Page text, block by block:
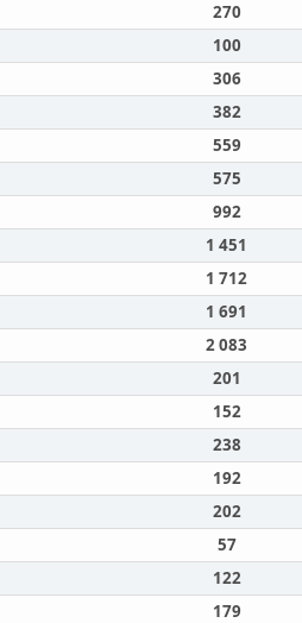
270
100
306
382
559
575
992
1 451
1 712
1 691
2 083
201
152
238
192
202
57
122
179